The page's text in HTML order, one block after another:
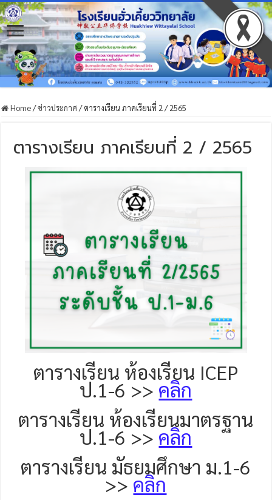
Home/ข่าวประกาศ / ตารางเรียน ภาคเรียนที่ 2 / 2565
ตารางเรียน ภาคเรียนที่ 2 / 2565
ตารางเรียน ห้องเรียน ICEP
ป.1-6 >> คลิก
ตารางเรียน ห้องเรียนมาตรฐาน
ป.1-6 >> คลิก
ตารางเรียน มัธยมศึกษา ม.1-6
>> คลิก